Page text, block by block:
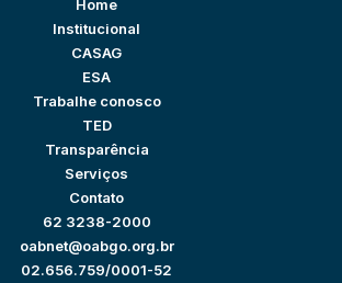
Home
Institucional
CASAG
ESA
Trabalhe conosco
TED
Transparência
Serviços
Contato
62 3238-2000
oabnet@oabgo.org.br
02.656.759/0001-52